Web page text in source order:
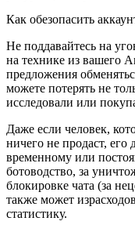
Как обезопасить
Не поддавайтесь на
на технике из вашего
предложения
можете потерять не
исследовали или
Даже если человек,
ничего не продаст,
временному или
ботоводство, за
блокировке чата (за
также может
статистику.